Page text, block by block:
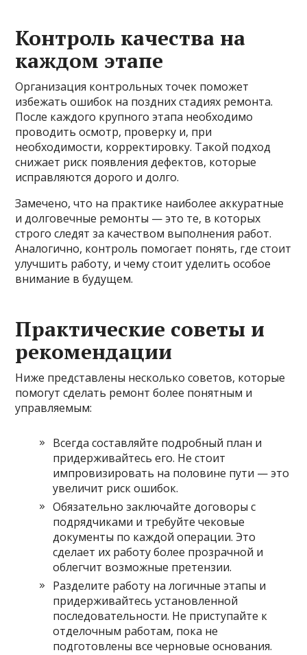
Контроль качества на
каждом этапе
Организация контрольных точек поможет
избежать ошибок на поздних стадиях ремонта.
После каждого крупного этапа необходимо
проводить осмотр, проверку и, при
необходимости, корректировку. Такой подход
снижает риск появления дефектов, которые
исправляются дорого и долго.
Замечено, что на практике наиболее аккуратные
и долговечные ремонты — это те, в которых
строго следят за качеством выполнения работ.
Аналогично, контроль помогает понять, где стоит
улучшить работу, и чему стоит уделить особое
внимание в будущем.
Практические советы и
рекомендации
Ниже представлены несколько советов, которые
помогут сделать ремонт более понятным и
управляемым:
Всегда составляйте подробный план и
придерживайтесь его. Не стоит
импровизировать на половине пути — это
увеличит риск ошибок.
Обязательно заключайте договоры с
подрядчиками и требуйте чековые
документы по каждой операции. Это
сделает их работу более прозрачной и
облегчит возможные претензии.
Разделите работу на логичные этапы и
придерживайтесь установленной
последовательности. Не приступайте к
отделочным работам, пока не
подготовлены все черновые основания.